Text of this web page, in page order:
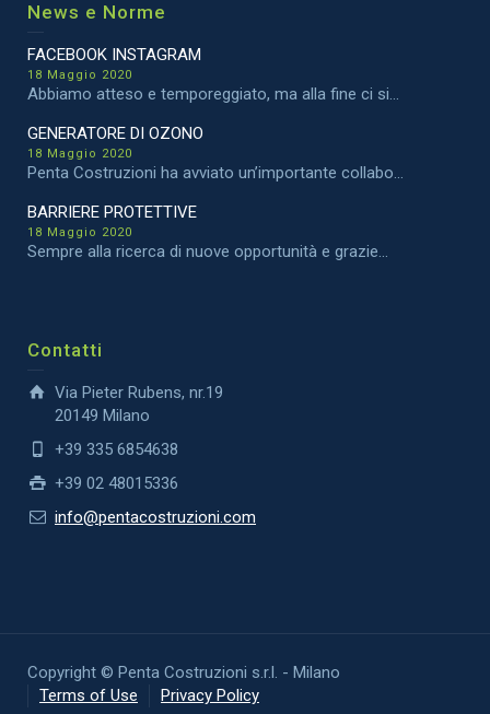
News e Norme
FACEBOOK INSTAGRAM
18 Maggio 2020
Abbiamo atteso e temporeggiato, ma alla fine ci si...
GENERATORE DI OZONO
18 Maggio 2020
Penta Costruzioni ha avviato un’importante collabo...
BARRIERE PROTETTIVE
18 Maggio 2020
Sempre alla ricerca di nuove opportunità e grazie...
Contatti
Via Pieter Rubens, nr.19
20149 Milano
+39 335 6854638
+39 02 48015336
info@pentacostruzioni.com
Copyright © Penta Costruzioni s.r.l. - Milano
Terms of Use
Privacy Policy